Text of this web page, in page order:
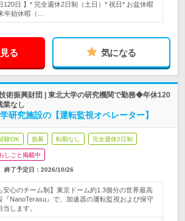
120日 】* 完全週休2日制（土日）* 祝日* お盆休暇
年始休暇（…
る 気になる
術振興財団 | 東北大学の研究機関で勤務◆年休120
業なし
研究施設の【運転監視オペレーター】
験OK 急募 転勤なし 完全週休2日制
しごと掲載中
終了予定日： 2026/10/26
安心のチーム制】東京ドーム約1.3個分の世界最高
『NanoTerasu』で、加速器の運転監視および保守
します。